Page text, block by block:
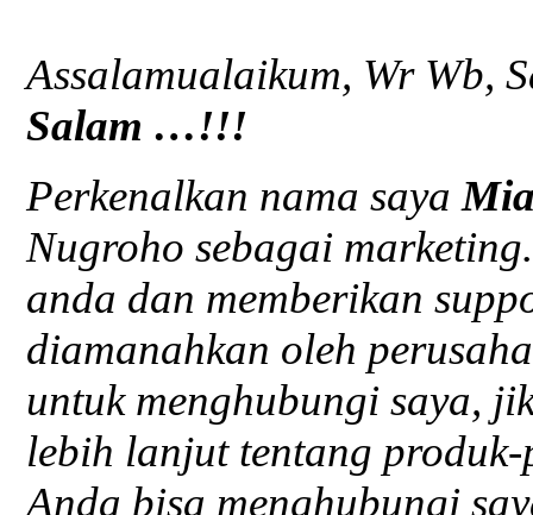
Assalamualaikum, Wr Wb,
Salam …!!!
Perkenalkan nama saya
Nugroho sebagai
anda dan memberikan
diamanahkan oleh
untuk menghubungi saya,
lebih lanjut tentang
Anda bisa menghubungi